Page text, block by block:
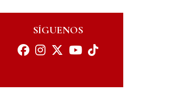
SÍGUENOS